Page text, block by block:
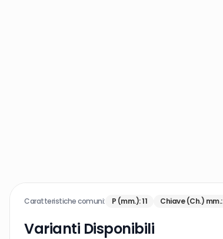
Caratteristiche comuni: P (mm.):11 Chiave (Ch.) mm.:
Varianti Disponibili